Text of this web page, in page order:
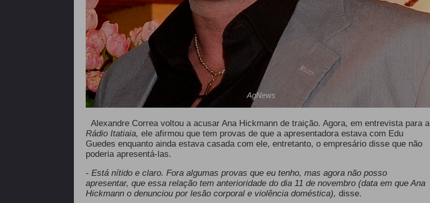
AgNews
Alexandre Correa voltou a acusar Ana Hickmann de traição. Agora, em entrevista para a
Rádio Itatiaia, ele afirmou que tem provas de que a apresentadora estava com Edu
Guedes enquanto ainda estava casada com ele, entretanto, o empresário disse que não
poderia apresentá-las.
- Está nítido e claro. Fora algumas provas que eu tenho, mas agora não posso
apresentar, que essa relação tem anterioridade do dia 11 de novembro (data em que Ana
Hickmann o denunciou por lesão corporal e violência doméstica), disse.